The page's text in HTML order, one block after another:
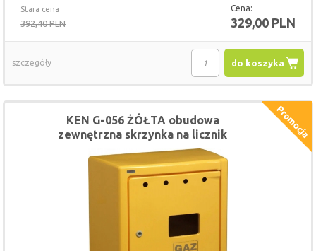
Stara cena
392,40 PLN
Cena:
329,00 PLN
do koszyka
szczegóły
KEN G-056 ŻÓŁTA obudowa
zewnętrzna skrzynka na licznik
gazomierz 52x60